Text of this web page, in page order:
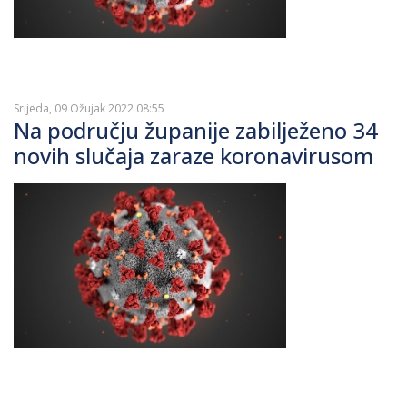
Srijeda, 09 Ožujak 2022 08:55
Na području županije zabilježeno 34
novih slučaja zaraze koronavirusom